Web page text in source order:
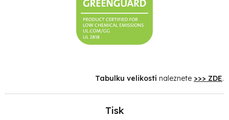
Tabulku velikostí naleznete >>> ZDE.
Tisk